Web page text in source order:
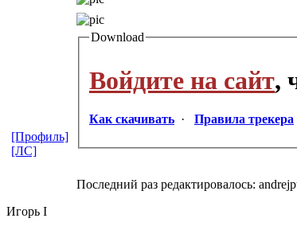
Download
Войдите на сайт,
Как скачивать · Правила трекера
Последний раз редактировалось:
[Профиль]
[ЛС]
Игорь I